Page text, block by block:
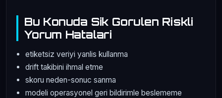
Bu Konuda Sik Gorulen Riskli
Yorum Hatalari
etiketsiz veriyi yanlis kullanma
drift takibini ihmal etme
skoru neden-sonuc sanma
modeli operasyonel geri bildirimle beslememe